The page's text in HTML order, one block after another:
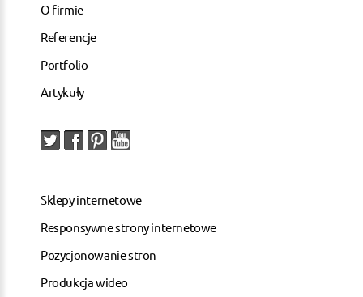
O firmie
Referencje
Portfolio
Artykuły
Sklepy internetowe
Responsywne strony internetowe
Pozycjonowanie stron
Produkcja wideo